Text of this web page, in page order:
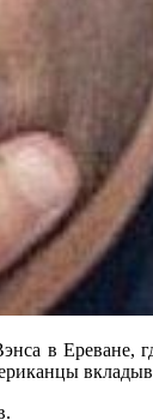
в Ереване,